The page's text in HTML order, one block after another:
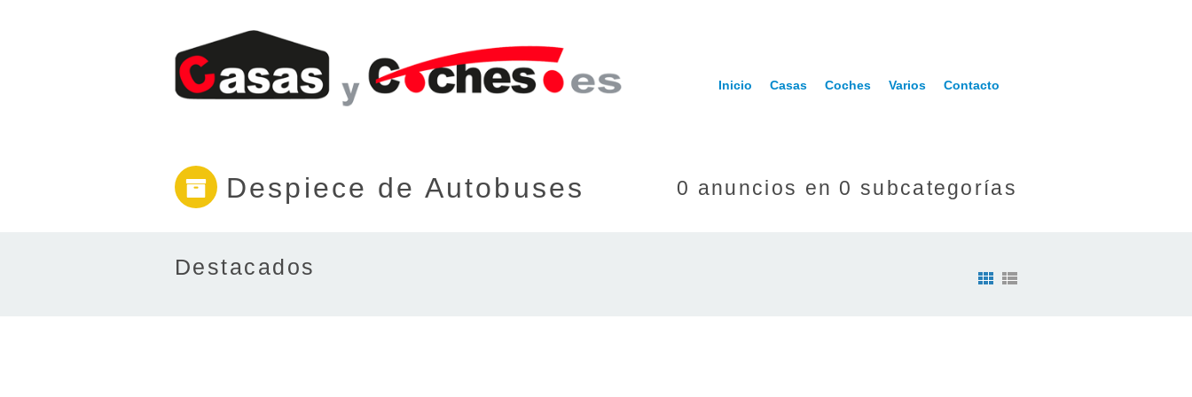
Inicio Casas Coches Varios Contacto
Despiece de Autobuses 0 anuncios en 0 subcategorías
Destacados